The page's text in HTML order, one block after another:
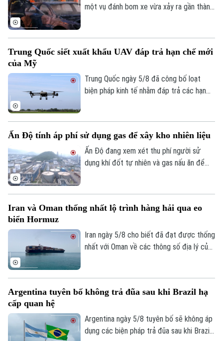
Chuyên mục
Thời sự
Hà Nội
Xã hội
Công nghệ
Hà Nội
Người Hà Nội
Khoảnh khắc Hà Nội
Ẩm thực
Tin tức
Quân sự
Hồ sơ
Người Việt 4 phương
Kinh tế
Tin tức
Cafe sáng
Tài chính Ngân hàng
Doanh nghiệp
Tin tức
Đầu tư
Căn hộ
Kinh nghiệm
Tàu và Xe
Tàu
Xe máy
Thị trường
Đánh giá
Tuyển sinh
Hướng nghiệp
Văn hóa
Tin tức
Làng nghề
Di tích
Sức khỏe
Dinh dưỡng
Tư vấn sức khỏe
Bóng đá
Quần vợt
Giải trí
một vụ đánh bom xe vừa xảy ra gần thành
tài xế thiệt mạng. Đây là vụ tấn công thứ
Nga chỉ trong vòng một tuần qua.
Trung Quốc siết xuất khẩu UAV đáp trả hạn chế mới
của Mỹ
Trung Quốc ngày 5/8 đã công bố loạt
biện pháp kinh tế nhằm đáp trả các hạn
sách trả đũa.
Ấn Độ tính áp phí sử dụng gas để xây kho nhiên liệu
Ấn Độ đang xem xét thu phí người sử
dụng khí đốt tự nhiên và gas nấu ăn để
Iran và Oman thống nhất lộ trình hàng hải qua eo
biển Hormuz
Iran ngày 5/8 cho biết đã đạt được thống
nhất với Oman về các thông số địa lý của
Argentina tuyên bố không trả đũa sau khi Brazil hạ
cấp quan hệ
Argentina ngày 5/8 tuyên bố sẽ không áp
dụng các biện pháp trả đũa sau khi Brazil